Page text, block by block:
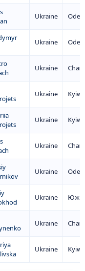
Ukraine
Ukraine
Ukraine
Ukraine Kyiw
Ukraine Kyiw
Ukraine
Ukraine
Ukraine
Ukraine
Ukraine Kyiw